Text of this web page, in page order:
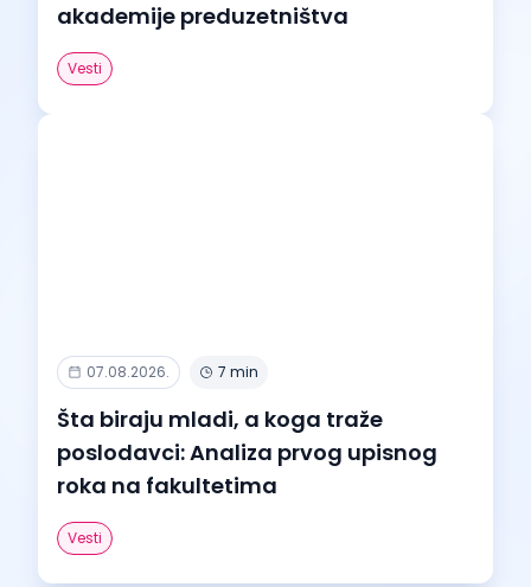
akademije preduzetništva
Vesti
07.08.2026. 7 min
Šta biraju mladi, a koga traže
poslodavci: Analiza prvog upisnog
roka na fakultetima
Vesti